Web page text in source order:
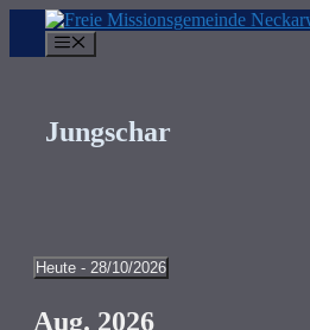
Inhalt
springen
Jungschar
Heute - 28/10/2026
auswählen.
Aug. 2026